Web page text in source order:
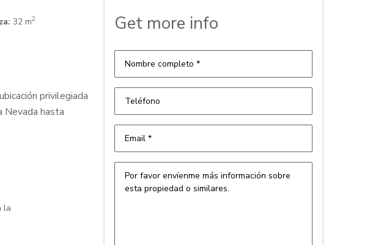
32 m2
privilegiada
hasta
la
Get more info